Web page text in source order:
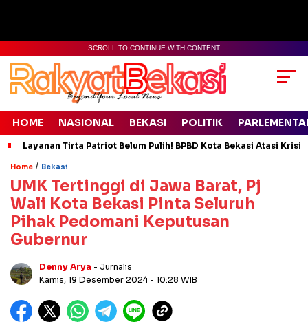
SCROLL TO CONTINUE WITH CONTENT
HOME NASIONAL BEKASI POLITIK
Layanan Tirta Patriot Belum Pulih! BPBD Kota Bekasi Atasi
Home / Bekasi
UMK Tertinggi di Jawa Barat, Pj
Wali Kota Bekasi Pinta Seluruh
Pihak Pedomani Keputusan
Gubernur
Denny Arya - Jurnalis
Kamis, 19 Desember 2024 - 10:28 WIB